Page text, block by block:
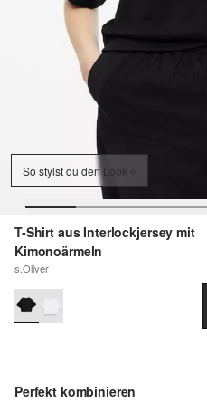
So stylst du den Look
T-Shirt aus Interlockjersey mit
Kimonoärmeln
s.Oliver
Perfekt kombinieren